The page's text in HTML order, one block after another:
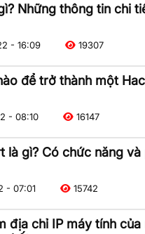
Những thông tin chi
- 16:09 19307
để trở thành một
- 08:10 16147
là gì? Có chức năng và
- 07:01 15742
địa chỉ IP máy tính